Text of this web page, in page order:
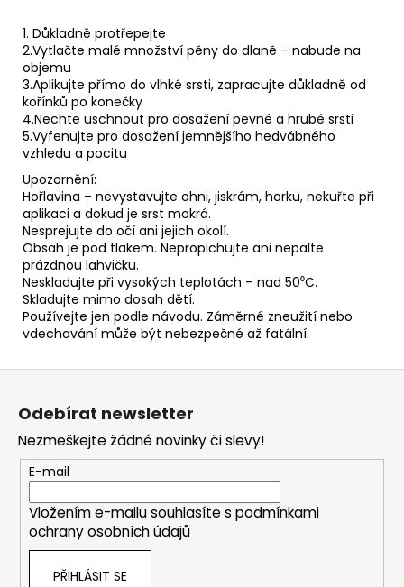
1. Důkladně protřepejte
2.Vytlačte malé množství pěny do dlaně – nabude na
objemu
3.Aplikujte přímo do vlhké srsti, zapracujte důkladně od
kořínků po konečky
4.Nechte uschnout pro dosažení pevné a hrubé srsti
5.Vyfenujte pro dosažení jemnějšího hedvábného
vzhledu a pocitu
Upozornění:
Hořlavina – nevystavujte ohni, jiskrám, horku, nekuřte při
aplikaci a dokud je srst mokrá.
Nesprejujte do očí ani jejich okolí.
Obsah je pod tlakem. Nepropichujte ani nepalte
prázdnou lahvičku.
Neskladujte při vysokých teplotách – nad 50⁰C.
Skladujte mimo dosah dětí.
Používejte jen podle návodu. Záměrné zneužití nebo
vdechování může být nebezpečné až fatální.
Z
Odebírat newsletter
Nezmeškejte žádné novinky či slevy!
E-mail
Vložením e-mailu souhlasíte s podmínkami
ochrany osobních údajů
PŘIHLÁSIT SE